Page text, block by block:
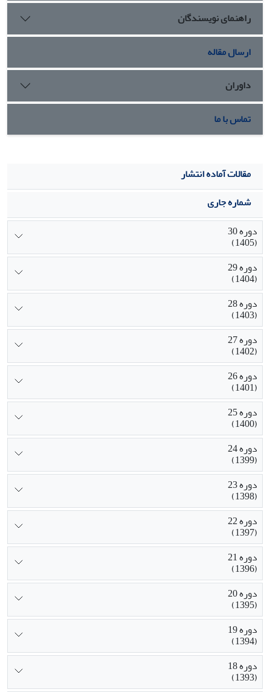
راهنمای نویسندگان
ارسال مقاله
داوران
تماس با ما
مقالات آماده انتشار
شماره جاری
دوره 30
(1405)
دوره 29
(1404)
دوره 28
(1403)
دوره 27
(1402)
دوره 26
(1401)
دوره 25
(1400)
دوره 24
(1399)
دوره 23
(1398)
دوره 22
(1397)
دوره 21
(1396)
دوره 20
(1395)
دوره 19
(1394)
دوره 18
(1393)